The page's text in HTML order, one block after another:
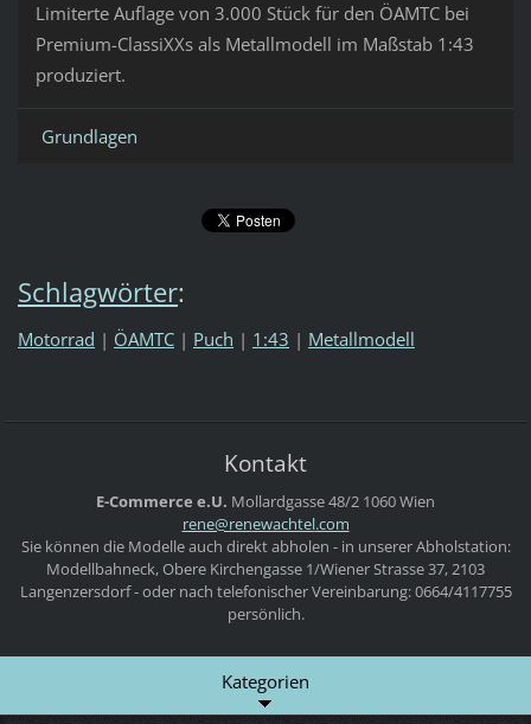
Limiterte Auflage von 3.000 Stück für den ÖAMTC bei
Premium-ClassiXXs als Metallmodell im Maßstab 1:43
produziert.
Grundlagen
Schlagwörter:
Motorrad | ÖAMTC | Puch | 1:43 | Metallmodell
Kontakt
E-Commerce e.U. Mollardgasse 48/2 1060 Wien
rene@renewachtel.com
Sie können die Modelle auch direkt abholen - in unserer Abholstation:
Modellbahneck, Obere Kirchengasse 1/Wiener Strasse 37, 2103
Langenzersdorf - oder nach telefonischer Vereinbarung: 0664/4117755
persönlich.
Kategorien